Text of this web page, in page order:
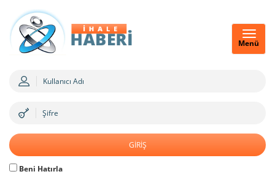
Menü
Beni Hatırla